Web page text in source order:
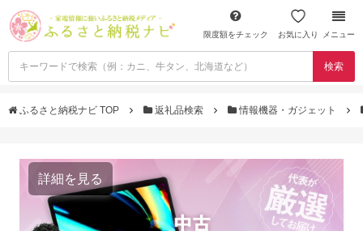
限度額をチェック お気に入り メニュー
検索
ふるさと納税ナビ TOP 返礼品検索 情報機器・ガジェット
詳細を見る